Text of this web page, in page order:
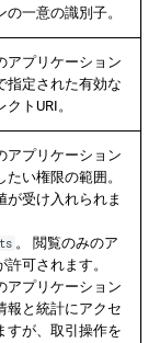
の一意の識別子。
アプリケーション
指定された有効な
クトURI。
アプリケーション
たい権限の範囲。
が受け入れられま
。 閲覧のみのア
許可されます。
アプリケーション
報と統計にアクセ
すが、取引操作を